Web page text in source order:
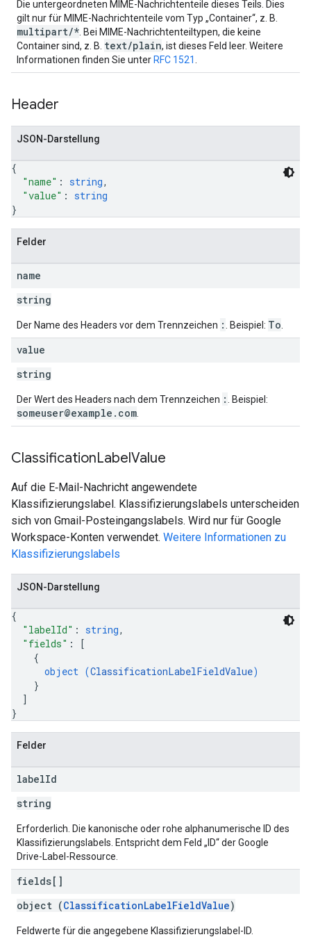
Die untergeordneten MIME-Nachrichtenteile dieses Teils. Dies
gilt nur für MIME-Nachrichtenteile vom Typ „Container“, z. B.
multipart/* . Bei MIME-Nachrichtenteiltypen, die keine
Container sind, z. B. text/plain, ist dieses Feld leer. Weitere
Informationen finden Sie unter RFC 1521
Header
JSON-Darstellung
{
"name" : string,
"value" : string
}
Felder
name
string
Der Name des Headers vor dem Trennzeichen : . Beispiel: To
value
string
Der Wert des Headers nach dem Trennzeichen : . Beispiel:
someuser@example.com
ClassificationLabelValue
Auf die E‑Mail-Nachricht angewendete
Klassifizierungslabel. Klassifizierungslabels unterscheiden
sich von Gmail-Posteingangslabels. Wird nur für Google
Workspace-Konten verwendet. Weitere Informationen zu
Klassifizierungslabels
JSON-Darstellung
{
"labelId" : string,
"fields" :
[
{
object (ClassificationLabelFieldValue)
}
]
}
Felder
labelId
string
Erforderlich. Die kanonische oder rohe alphanumerische ID des
Klassifizierungslabels. Entspricht dem Feld „ID“ der Google
Drive-Label-Ressource.
fields[]
object (ClassificationLabelFieldValue)
Feldwerte für die angegebene Klassifizierungslabel-ID.